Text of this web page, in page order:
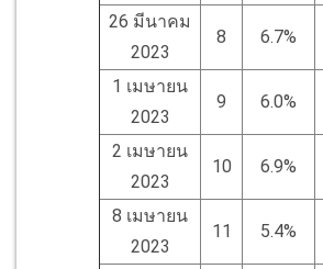
26 มีนาคม
2023
8 6.7%
1 เมษายน
2023
9 6.0%
2 เมษายน
2023
10 6.9%
8 เมษายน
2023
11 5.4%